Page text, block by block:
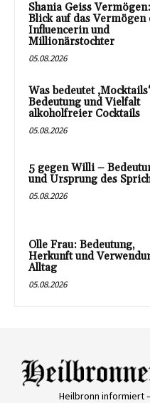
Shania Geiss
Blick auf das Vermögen
Influencerin und
Millionärstochter
05.08.2026
Was bedeutet
Bedeutung und Vielfalt
alkoholfreier Cocktails
05.08.2026
5 gegen Willi –
und Ursprung des
05.08.2026
Olle Frau: Bedeutung,
Herkunft und
Alltag
05.08.2026
Heilbronn informiert